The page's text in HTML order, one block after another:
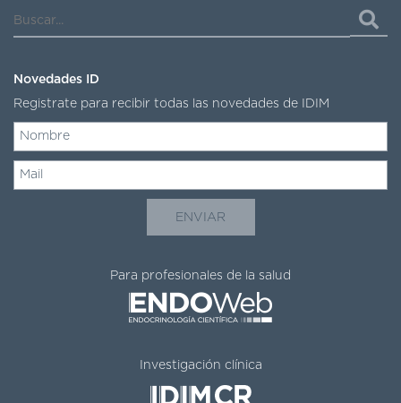
Para profesionales de la salud
Investigación clínica
Novedades ID
Registrate para recibir todas las novedades de IDIM